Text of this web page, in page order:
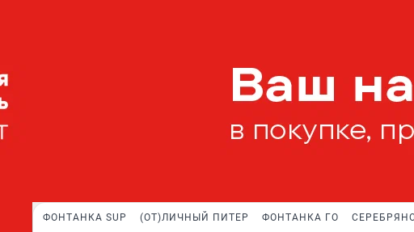
ФОНТАНКА SUP (ОТ)ЛИЧНЫЙ ПИТЕР ФОНТАНКА ГО